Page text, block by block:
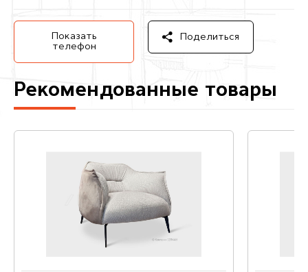
Показать
телефон
Поделиться
Рекомендованные товары